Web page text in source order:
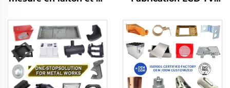
fabrication en tôle
pour pièces embouties
profondes
Emboutissage Profond
Pièces embouties en
aluminium et cuivre